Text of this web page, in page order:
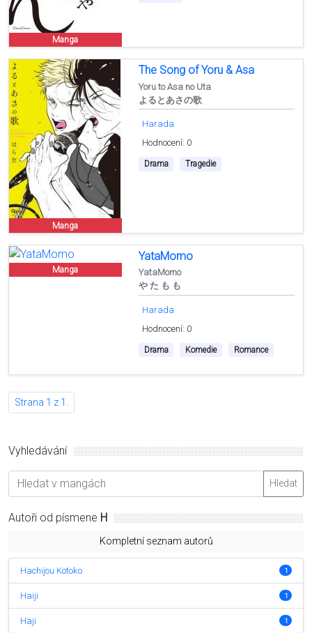
Manga
Manga
The Song of Yoru & Asa
Yoru to Asa no Uta
よるとあさの歌
Harada
Hodnocení: 0
Drama Tragedie
Manga
YataMomo
YataMomo
や た も も
Harada
Hodnocení: 0
Drama Komedie Romance
Strana 1 z 1.
Vyhledávání
Hledat
Autoři od písmene H
Kompletní seznam autorů
Hachijou Kotoko 1
Haiji 1
Haji 1